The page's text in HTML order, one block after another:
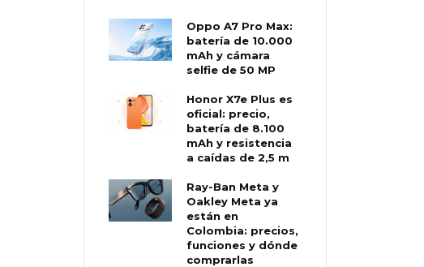
Oppo A7 Pro Max:
batería de 10.000
mAh y cámara
selfie de 50 MP
Honor X7e Plus es
oficial: precio,
batería de 8.100
mAh y resistencia
a caídas de 2,5 m
Ray-Ban Meta y
Oakley Meta ya
están en
Colombia: precios,
funciones y dónde
comprarlas